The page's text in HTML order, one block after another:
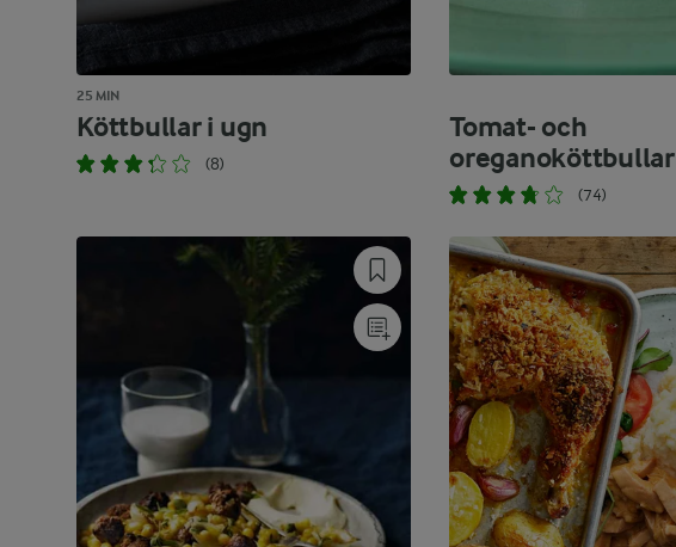
25 MIN
Köttbullar i ugn
(8)
Tomat- och
oreganoköttbullar
(74)